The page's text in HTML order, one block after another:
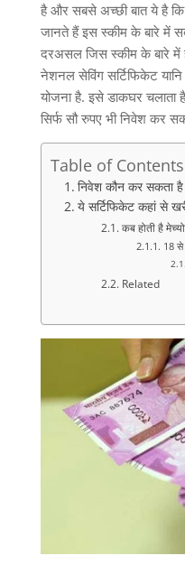
है और सबसे अच्छी बात ये है
जानते हैं इस स्कीम के बारे में
दरअसल जिस स्कीम के बारे में
नेशनल सेविंग सर्टिफिकेट
योजना है. इसे डाकघर
सिर्फ सौ रुपए भी निवेश कर
Table of Contents
निवेश कौन कर सकता है
ये सर्टिफिकेट कहां से
कब होती है
18 से
Related